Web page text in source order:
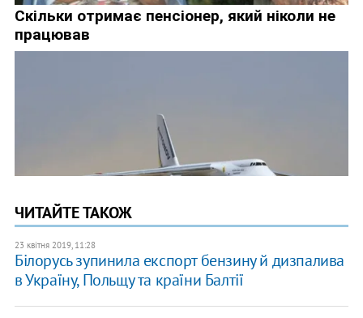
ЧИТАЙТЕ ТАКОЖ
23 квітня 2019, 11:28
Білорусь зупинила експорт бензину й дизпалива
в Україну, Польщу та країни Балтії